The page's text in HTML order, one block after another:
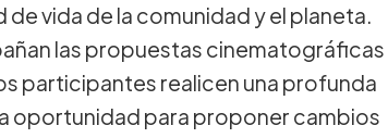
vida de la comunidad y el planeta.
las propuestas cinematográficas
participantes realicen una profunda
oportunidad para proponer cambios